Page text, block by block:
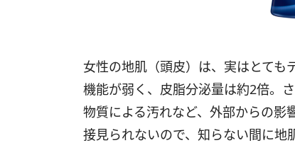
女性の地肌（頭皮）は、実はとて
機能が弱く、皮脂分泌量は約2倍。
物質による汚れなど、外部からの影
接見られないので、知らない間に地